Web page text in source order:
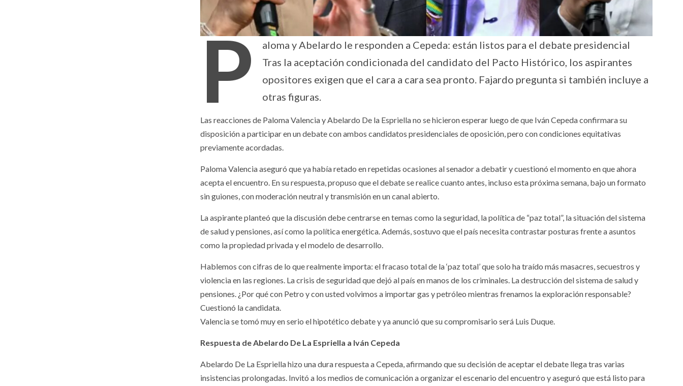
P
aloma y Abelardo le responden a Cepeda: están listos para el debate presidencial
Tras la aceptación condicionada del candidato del Pacto Histórico, los aspirantes
opositores exigen que el cara a cara sea pronto. Fajardo pregunta si también incluye a
otras figuras.
Las reacciones de Paloma Valencia y Abelardo De la Espriella no se hicieron esperar luego de que Iván Cepeda confirmara su
disposición a participar en un debate con ambos candidatos presidenciales de oposición, pero con condiciones equitativas
previamente acordadas.
Paloma Valencia aseguró que ya había retado en repetidas ocasiones al senador a debatir y cuestionó el momento en que ahora
acepta el encuentro. En su respuesta, propuso que el debate se realice cuanto antes, incluso esta próxima semana, bajo un formato
sin guiones, con moderación neutral y transmisión en un canal abierto.
La aspirante planteó que la discusión debe centrarse en temas como la seguridad, la política de “paz total”, la situación del sistema
de salud y pensiones, así como la política energética. Además, sostuvo que el país necesita contrastar posturas frente a asuntos
como la propiedad privada y el modelo de desarrollo.
Hablemos con cifras de lo que realmente importa: el fracaso total de la ‘paz total’ que solo ha traído más masacres, secuestros y
violencia en las regiones. La crisis de seguridad que dejó al país en manos de los criminales. La destrucción del sistema de salud y
pensiones. ¿Por qué con Petro y con usted volvimos a importar gas y petróleo mientras frenamos la exploración responsable?
Cuestionó la candidata.
Valencia se tomó muy en serio el hipotético debate y ya anunció que su compromisario será Luis Duque.
Respuesta de Abelardo De La Espriella a Iván Cepeda
Abelardo De La Espriella hizo una dura respuesta a Cepeda, afirmando que su decisión de aceptar el debate llega tras varias
insistencias prolongadas. Invitó a los medios de comunicación a organizar el escenario del encuentro y aseguró que está listo para